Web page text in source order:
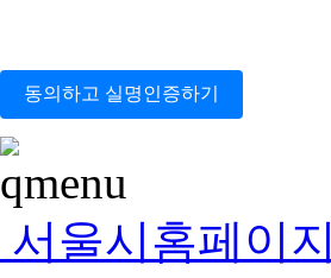
동의하고 실명인증하기
서울시홈페이지